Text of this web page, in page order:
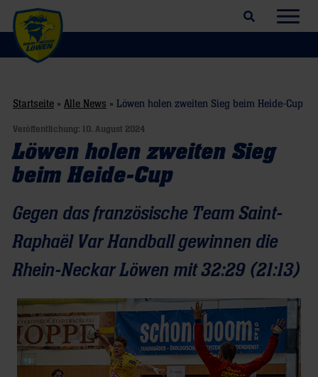
Suchfeld öffnen
Startseite » Alle News » Löwen holen zweiten Sieg beim Heide-Cup
Veröffentlichung: 10. August 2024
Löwen holen zweiten Sieg
beim Heide-Cup
Gegen das französische Team Saint-
Raphaël Var Handball gewinnen die
Rhein-Neckar Löwen mit 32:29 (21:13)